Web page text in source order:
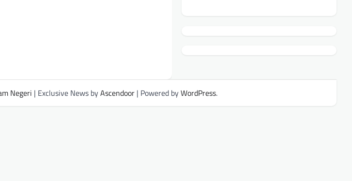
Negeri | Exclusive News byAscendoor | Powered byWordPress.